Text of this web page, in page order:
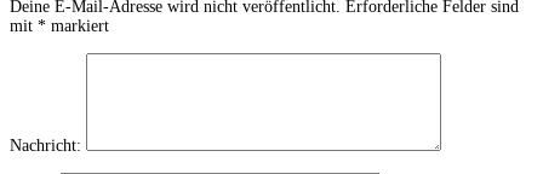
Deine E-Mail-Adresse wird nicht veröffentlicht. Erforderliche Felder sind
mit * markiert
Nachricht: